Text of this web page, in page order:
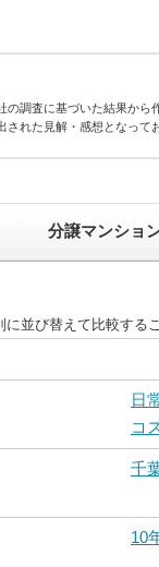
調査に基づいた結果から
れた見解・感想となっ
分譲マンショ
並び替えて比較する
日
コ
千
10